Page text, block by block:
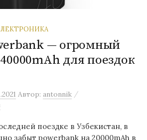
— огромный
для поездок
Автор: antonnik /
поездке в Узбекистан, в
забыт powerbank на 20000mAh в